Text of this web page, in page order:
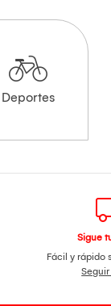
Deportes
Sigue
Fácil y rápido